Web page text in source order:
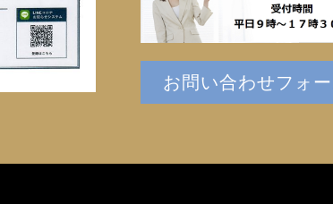
お問い合わせフォ